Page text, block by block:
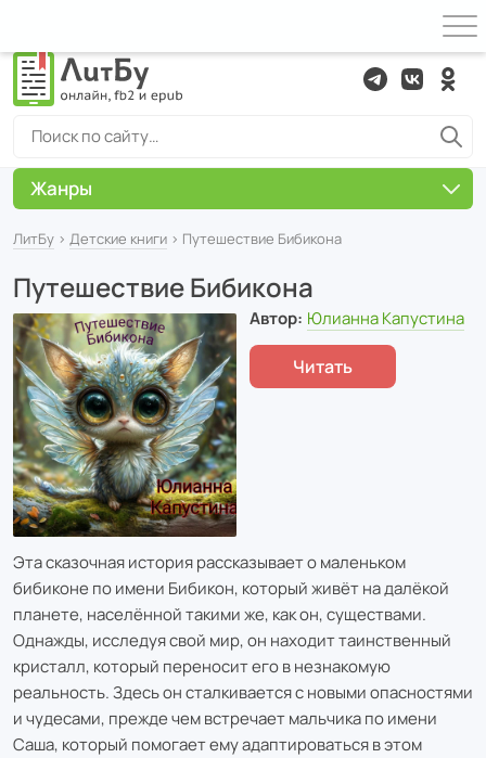
ЛитБу › Детские книги › Путешествие Бибикона
Путешествие Бибикона
Автор: Юлианна Капустина
Читать
Эта сказочная история рассказывает о маленьком
бибиконе по имени Бибикон, который живёт на далёкой
планете, населённой такими же, как он, существами.
Однажды, исследуя свой мир, он находит таинственный
кристалл, который переносит его в незнакомую
реальность. Здесь он сталкивается с новыми опасностями
и чудесами, прежде чем встречает мальчика по имени
Саша, который помогает ему адаптироваться в этом
Жанры